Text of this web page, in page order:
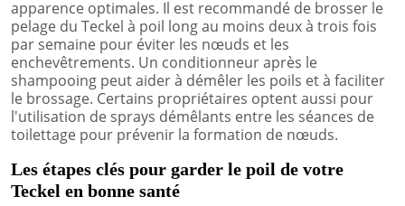
apparence optimales. Il est recommandé de brosser le
pelage du Teckel à poil long au moins deux à trois fois
par semaine pour éviter les nœuds et les
enchevêtrements. Un conditionneur après le
shampooing peut aider à démêler les poils et à faciliter
le brossage. Certains propriétaires optent aussi pour
l'utilisation de sprays démêlants entre les séances de
toilettage pour prévenir la formation de nœuds.
Les étapes clés pour garder le poil de votre
Teckel en bonne santé